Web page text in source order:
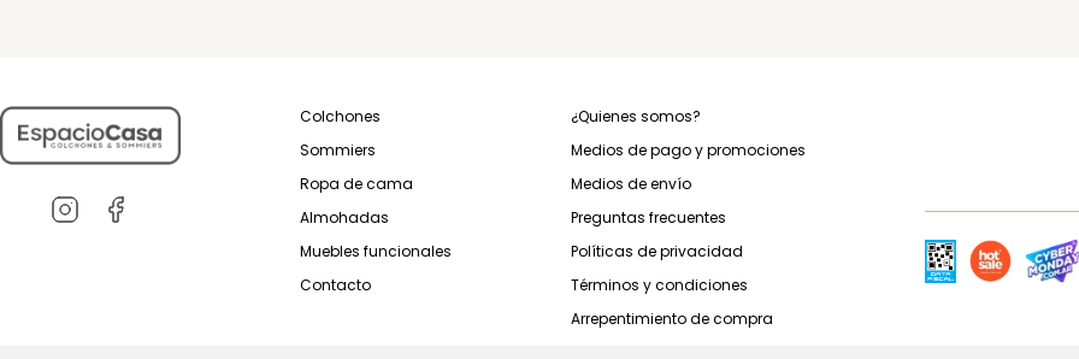
Colchones
Sommiers
Ropa de cama
Almohadas
Muebles funcionales
Contacto
¿Quienes somos?
Medios de pago y promociones
Medios de envío
Preguntas frecuentes
Políticas de privacidad
Términos y condiciones
Arrepentimiento de compra